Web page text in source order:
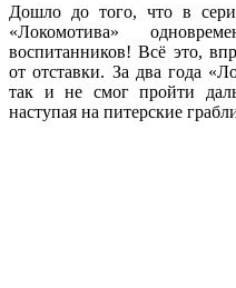
Дошло до того, что в
«Локомотива»
воспитанников! Всё это,
от отставки. За два года
так и не смог пройти
наступая на питерские